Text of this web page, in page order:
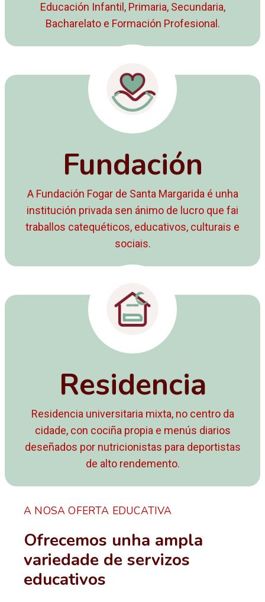
Educación Infantil, Primaria, Secundaria,
Bacharelato e Formación Profesional.
Fundación
A Fundación Fogar de Santa Margarida é unha
institución privada sen ánimo de lucro que fai
traballos catequéticos, educativos, culturais e
sociais.
Residencia
Residencia universitaria mixta, no centro da
cidade, con cociña propia e menús diarios
deseñados por nutricionistas para deportistas
de alto rendemento.
A NOSA OFERTA EDUCATIVA
Ofrecemos unha ampla
variedade de servizos
educativos